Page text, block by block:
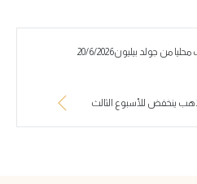
من جولد بيليون20/6/2026
ينخفض للأسبوع الثالث